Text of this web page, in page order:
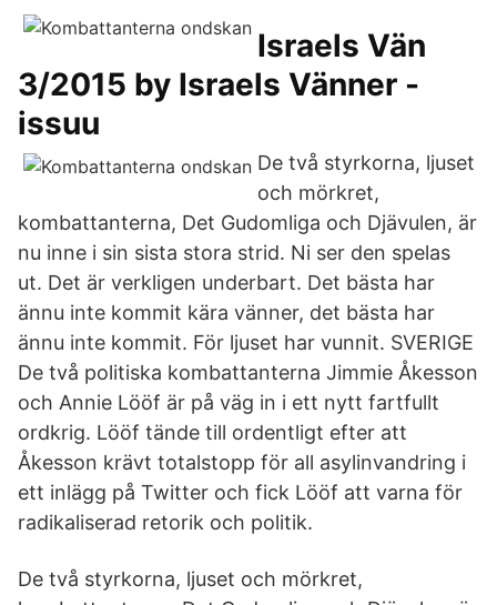
Israels Vän
3/2015 by Israels Vänner -
issuu
De två styrkorna, ljuset
och mörkret,
kombattanterna, Det Gudomliga och Djävulen, är
nu inne i sin sista stora strid. Ni ser den spelas
ut. Det är verkligen underbart. Det bästa har
ännu inte kommit kära vänner, det bästa har
ännu inte kommit. För ljuset har vunnit. SVERIGE
De två politiska kombattanterna Jimmie Åkesson
och Annie Lööf är på väg in i ett nytt fartfullt
ordkrig. Lööf tände till ordentligt efter att
Åkesson krävt totalstopp för all asylinvandring i
ett inlägg på Twitter och fick Lööf att varna för
radikaliserad retorik och politik.
De två styrkorna, ljuset och mörkret,